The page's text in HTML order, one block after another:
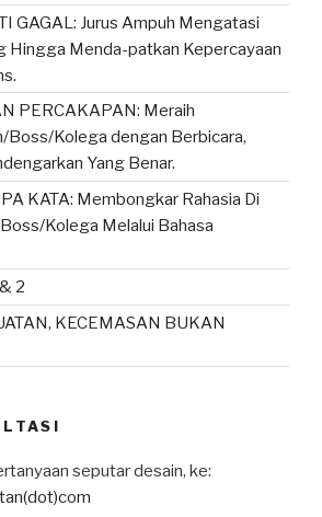
GAGAL: Jurus Ampuh Mengatasi
Hingga Menda-patkan Kepercayaan
PERCAKAPAN: Meraih
Boss/Kolega dengan Berbicara,
Yang Benar.
KATA: Membongkar Rahasia Di
Kolega Melalui Bahasa
2
KECEMASAN BUKAN
seputar desain, ke: